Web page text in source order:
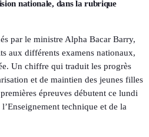
nationale, dans la rubrique
par le ministre Alpha Bacar Barry,
aux différents examens nationaux,
Un chiffre qui traduit les progrès
et de maintien des jeunes filles
épreuves débutent ce lundi
technique et de la